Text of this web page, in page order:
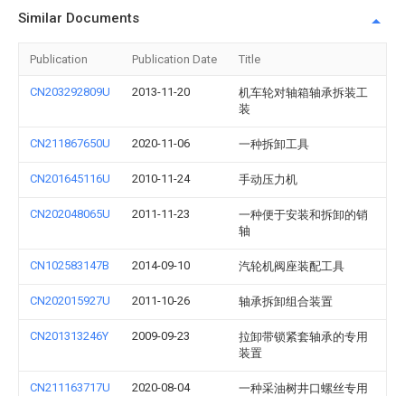
Similar Documents
Publication Publication Date Title
CN203292809U 2013-11-20
机车轮对轴箱轴承拆装工
装
CN211867650U 2020-11-06 一种拆卸工具
CN201645116U 2010-11-24 手动压力机
CN202048065U 2011-11-23
一种便于安装和拆卸的销
轴
CN102583147B 2014-09-10 汽轮机阀座装配工具
CN202015927U 2011-10-26 轴承拆卸组合装置
CN201313246Y 2009-09-23
拉卸带锁紧套轴承的专用
装置
CN211163717U 2020-08-04
一种采油树井口螺丝专用